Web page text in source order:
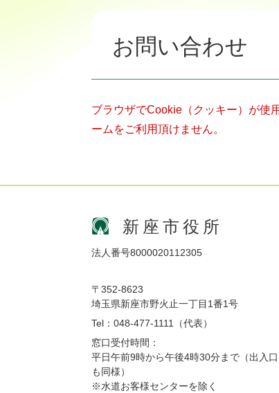
お問い合わせ
ブラウザでCookie（クッキー）が使
ームをご利用頂けません。
新座市役所
法人番号8000020112305
〒352-8623
埼玉県新座市野火止一丁目1番1号
Tel：048-477-1111（代表）
窓口受付時間：
平日午前9時から午後4時30分まで（出入口
も同様）
※水道お客様センターを除く